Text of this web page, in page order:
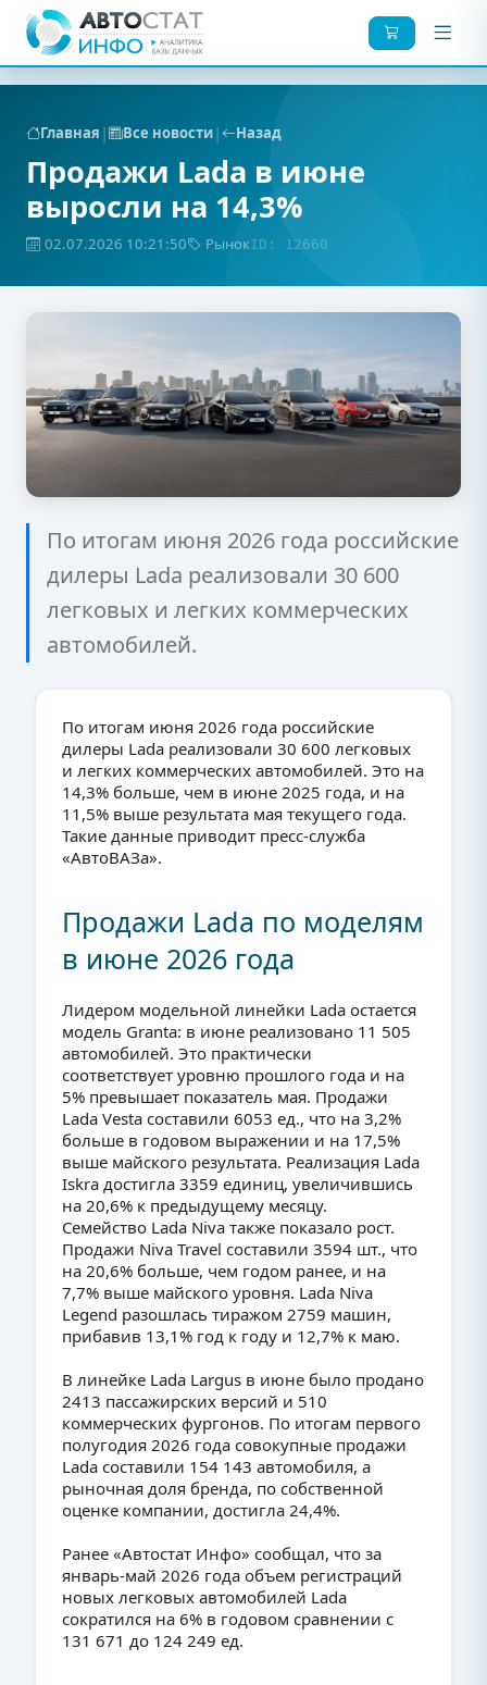
Главная | Все новости| Назад
Продажи Lada в июне
выросли на 14,3%
02.07.2026 10:21:50 РынокID: 12660
По итогам июня 2026 года российские
дилеры Lada реализовали 30 600
легковых и легких коммерческих
автомобилей.
По итогам июня 2026 года российские
дилеры Lada реализовали 30 600 легковых
и легких коммерческих автомобилей. Это на
14,3% больше, чем в июне 2025 года, и на
11,5% выше результата мая текущего года.
Такие данные приводит пресс-служба
«АвтоВАЗа».
Продажи Lada по моделям
в июне 2026 года
Лидером модельной линейки Lada остается
модель Granta: в июне реализовано 11 505
автомобилей. Это практически
соответствует уровню прошлого года и на
5% превышает показатель мая. Продажи
Lada Vesta составили 6053 ед., что на 3,2%
больше в годовом выражении и на 17,5%
выше майского результата. Реализация Lada
Iskra достигла 3359 единиц, увеличившись
на 20,6% к предыдущему месяцу.
Семейство Lada Niva также показало рост.
Продажи Niva Travel составили 3594 шт., что
на 20,6% больше, чем годом ранее, и на
7,7% выше майского уровня. Lada Niva
Legend разошлась тиражом 2759 машин,
прибавив 13,1% год к году и 12,7% к маю.
В линейке Lada Largus в июне было продано
2413 пассажирских версий и 510
коммерческих фургонов. По итогам первого
полугодия 2026 года совокупные продажи
Lada составили 154 143 автомобиля, а
рыночная доля бренда, по собственной
оценке компании, достигла 24,4%.
Ранее «Автостат Инфо» сообщал, что за
январь-май 2026 года объем регистраций
новых легковых автомобилей Lada
сократился на 6% в годовом сравнении с
131 671 до 124 249 ед.